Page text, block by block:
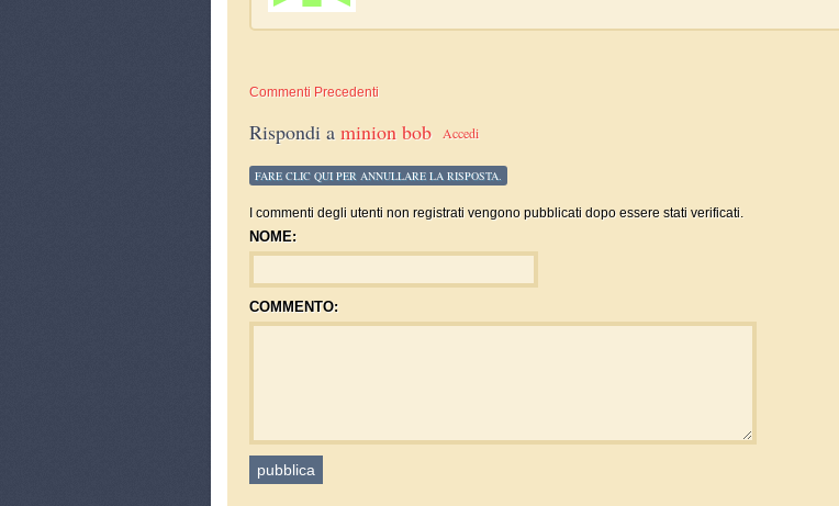
Commenti Precedenti
Rispondi a minion bob Accedi
FARE CLIC QUI PER ANNULLARE LA RISPOSTA.
I commenti degli utenti non registrati vengono pubblicati dopo essere stati verificati.
NOME:
COMMENTO: